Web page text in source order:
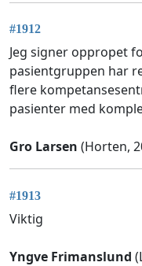
#1912
Jeg signer oppropet
pasientgruppen har
flere
pasienter med
Gro Larsen (Horten,
#1913
Viktig
Yngve Frimanslund